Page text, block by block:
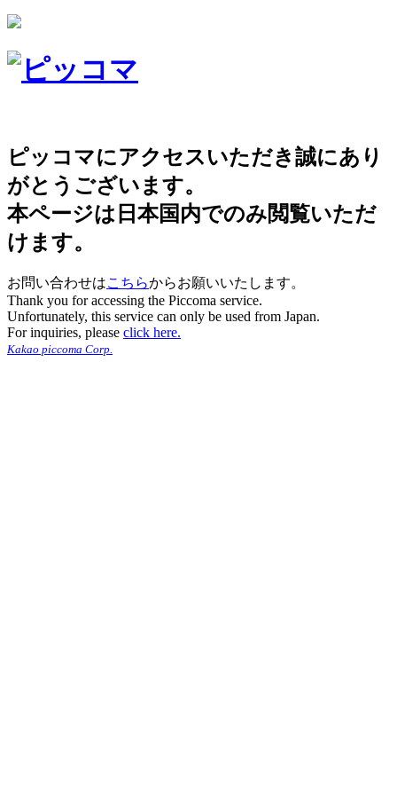
ピッコマにアクセスいただき誠にあり
がとうございます。
本ページは日本国内でのみ閲覧いただ
けます。
お問い合わせはこちらからお願いいたします。
Thank you for accessing the Piccoma service.
Unfortunately, this service can only be used from Japan.
For inquiries, please click here.
Kakao piccoma Corp.